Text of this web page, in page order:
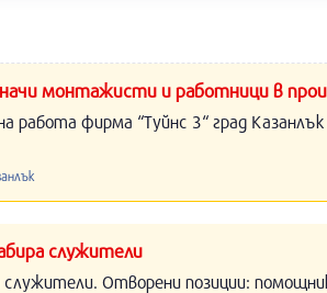
монтажисти и работници в
работа фирма “Туйнс 3“ град
служители
Отворени позиции: